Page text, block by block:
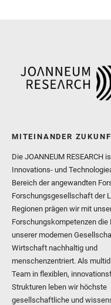
MITEINANDER
Die JOANNEUM RESEARCH
Innovations- und
Bereich der angewandten
Forschungsgesellschaft der
Regionen prägen wir mit
Forschungskompetenzen die
unserer modernen
Wirtschaft nachhaltig und
menschenzentriert. Als
Team in flexiblen,
Strukturen leben wir höchste
gesellschaftliche und